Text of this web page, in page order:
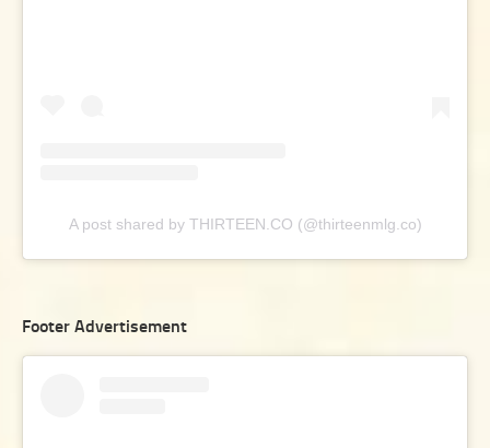
A post shared by THIRTEEN.CO (@thirteenmlg.co)
Footer Advertisement